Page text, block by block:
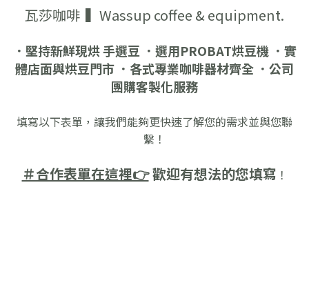
瓦莎咖啡 ▍Wassup coffee & equipment.
．堅持新鮮現烘 手選豆 ．選用PROBAT烘豆機 ．實
體店面與烘豆門市 ．各式專業咖啡器材齊全 ．公司
團購客製化服務
填寫以下表單，讓我們能夠更快速了解您的需求並與您聯
繫！
＃合作表單在這裡👉歡迎有想法的您填寫 ！